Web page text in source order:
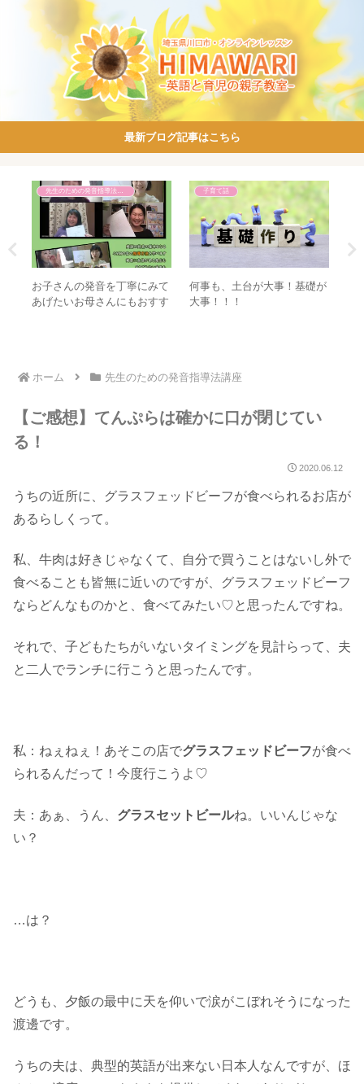
最新ブログ記事はこちら
先生のための発音指導法講座
お子さんの発音を丁寧にみて
あげたいお母さんにもおすす
子育て話
何事も、土台が大事！基礎が
大事！！！
ホーム 先生のための発音指導法講座
【ご感想】てんぷらは確かに口が閉じてい
る！
2020.06.12
うちの近所に、グラスフェッドビーフが食べられるお店が
あるらしくって。
私、牛肉は好きじゃなくて、自分で買うことはないし外で
食べることも皆無に近いのですが、グラスフェッドビーフ
ならどんなものかと、食べてみたい♡と思ったんですね。
それで、子どもたちがいないタイミングを見計らって、夫
と二人でランチに行こうと思ったんです。
私：ねぇねぇ！あそこの店でグラスフェッドビーフが食べ
られるんだって！今度行こうよ♡
夫：あぁ、うん、 グラスセットビールね。いいんじゃな
い？
…は？
どうも、夕飯の最中に天を仰いで涙がこぼれそうになった
渡邊です。
うちの夫は、典型的英語が出来ない日本人なんですが、ほ